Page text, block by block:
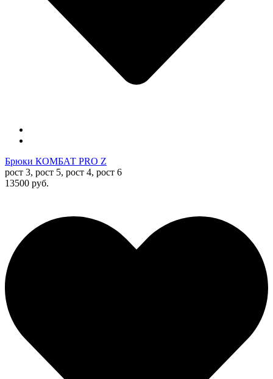
Брюки КОМБАТ PRO Z
рост 3, рост 5, рост 4, рост 6
13500 руб.